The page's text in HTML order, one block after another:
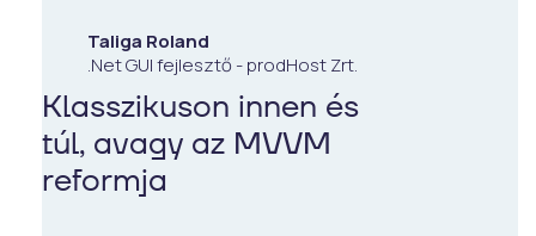
Taliga Roland
.Net GUI fejlesztő - prodHost Zrt.
Klasszikuson innen és
túl, avagy az MVVM
reformja